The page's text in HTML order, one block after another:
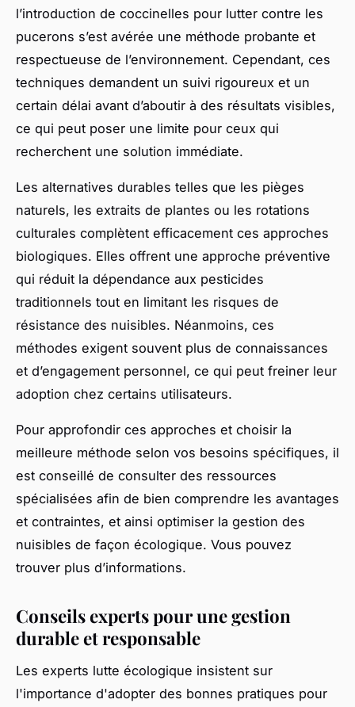
l’introduction de coccinelles pour lutter contre les
pucerons s’est avérée une méthode probante et
respectueuse de l’environnement. Cependant, ces
techniques demandent un suivi rigoureux et un
certain délai avant d’aboutir à des résultats visibles,
ce qui peut poser une limite pour ceux qui
recherchent une solution immédiate.
Les alternatives durables telles que les pièges
naturels, les extraits de plantes ou les rotations
culturales complètent efficacement ces approches
biologiques. Elles offrent une approche préventive
qui réduit la dépendance aux pesticides
traditionnels tout en limitant les risques de
résistance des nuisibles. Néanmoins, ces
méthodes exigent souvent plus de connaissances
et d’engagement personnel, ce qui peut freiner leur
adoption chez certains utilisateurs.
Pour approfondir ces approches et choisir la
meilleure méthode selon vos besoins spécifiques, il
est conseillé de consulter des ressources
spécialisées afin de bien comprendre les avantages
et contraintes, et ainsi optimiser la gestion des
nuisibles de façon écologique. Vous pouvez
trouver plus d’informations.
Conseils experts pour une gestion
durable et responsable
Les experts lutte écologique insistent sur
l'importance d'adopter des bonnes pratiques pour